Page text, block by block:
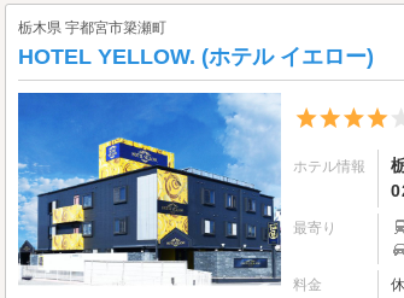
栃木県 宇都宮市簗瀬町
HOTEL YELLOW. (ホテル イエロー)
ホテル情報
最寄り
料金